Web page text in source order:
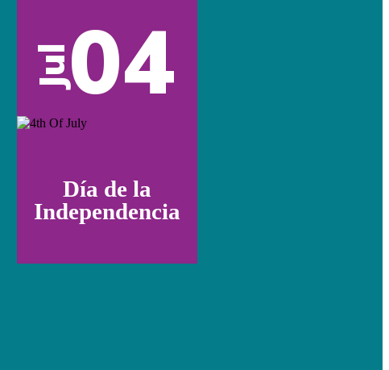
Jul04
Día de la
Independencia